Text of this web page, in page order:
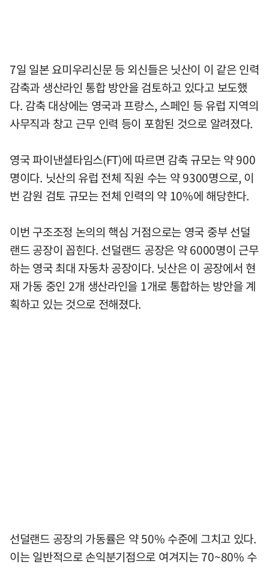
7일 일본 요미우리신문 등 외신들은 닛산이 이 같은 인력
감축과 생산라인 통합 방안을 검토하고 있다고 보도했
다. 감축 대상에는 영국과 프랑스, 스페인 등 유럽 지역의
사무직과 창고 근무 인력 등이 포함된 것으로 알려졌다.
영국 파이낸셜타임스(FT)에 따르면 감축 규모는 약 900
명이다. 닛산의 유럽 전체 직원 수는 약 9300명으로, 이
번 감원 검토 규모는 전체 인력의 약 10%에 해당한다.
이번 구조조정 논의의 핵심 거점으로는 영국 중부 선덜
랜드 공장이 꼽힌다. 선덜랜드 공장은 약 6000명이 근무
하는 영국 최대 자동차 공장이다. 닛산은 이 공장에서 현
재 가동 중인 2개 생산라인을 1개로 통합하는 방안을 계
획하고 있는 것으로 전해졌다.
선덜랜드 공장의 가동률은 약 50% 수준에 그치고 있다.
이는 일반적으로 손익분기점으로 여겨지는 70~80% 수